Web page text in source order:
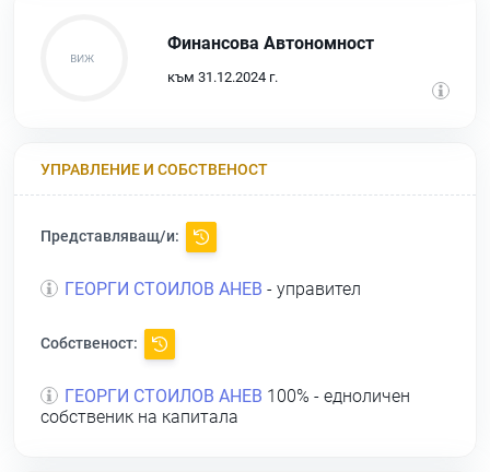
Финансова Автономност
към 31.12.2024 г.
УПРАВЛЕНИЕ И СОБСТВЕНОСТ
Представляващ/и:
ГЕОРГИ СТОИЛОВ АНЕВ - управител
Собственост:
ГЕОРГИ СТОИЛОВ АНЕВ 100% - едноличен
собственик на капитала